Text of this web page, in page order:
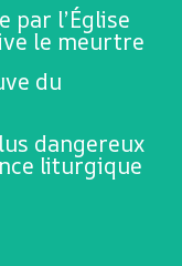
par l’Église
le meurtre
du
dangereux
liturgique